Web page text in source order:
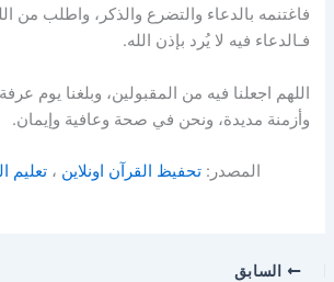
فاغتنمه بالدعاء والتضرع والذكر، واطلب من
فـالدعاء فيه لا يُرد بإذن الله.
اللهم اجعلنا فيه من المقبولين، وبلغنا يوم
وأزمنة مديدة، ونحن في صحة وعافية وإيمان.
المصدر:تحفيظ القرآن اونلاين ،تعليم
السابق